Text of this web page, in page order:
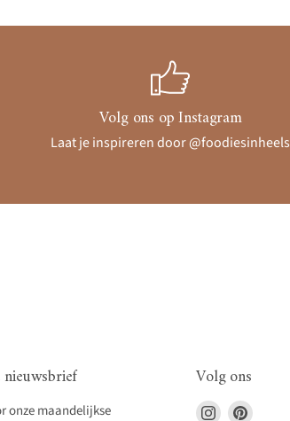
Volg ons op Instagram
Laat je inspireren door @foodiesinheels
onze maandelijkse
Volg ons
Vind Vind